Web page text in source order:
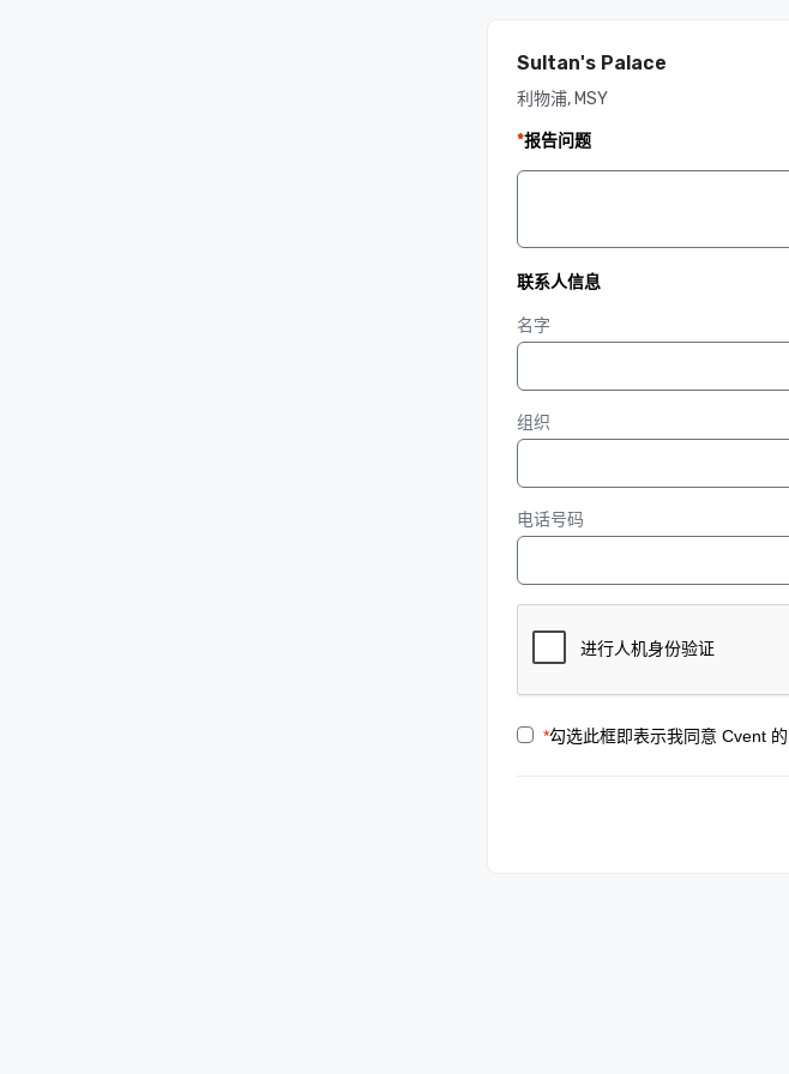
Sultan's Palace
利物浦, MSY
*报告问题
联系人信息
名字
组织
电话号码
*勾选此框即表示我同意 Cvent 的